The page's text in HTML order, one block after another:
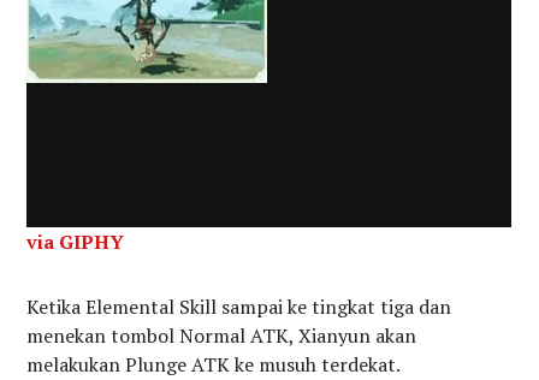
via GIPHY
Ketika Elemental Skill sampai ke tingkat tiga dan
menekan tombol Normal ATK, Xianyun akan
melakukan Plunge ATK ke musuh terdekat.